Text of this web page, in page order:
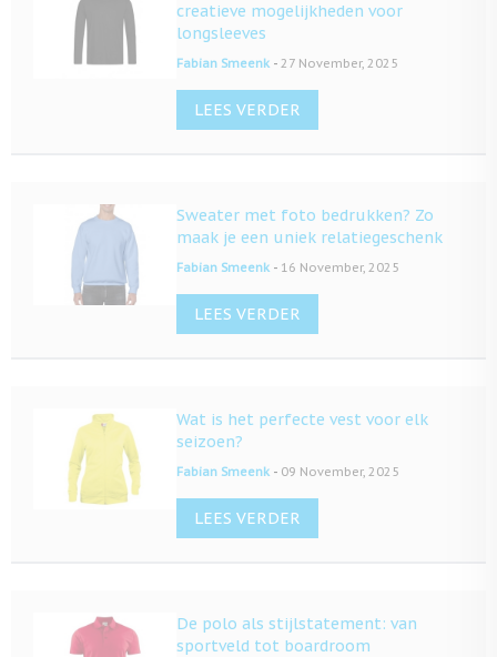
creatieve mogelijkheden voor
longsleeves
Fabian Smeenk - 27 November, 2025
LEES VERDER
Sweater met foto bedrukken? Zo
maak je een uniek relatiegeschenk
Fabian Smeenk - 16 November, 2025
LEES VERDER
Wat is het perfecte vest voor elk
seizoen?
Fabian Smeenk - 09 November, 2025
LEES VERDER
De polo als stijlstatement: van
sportveld tot boardroom